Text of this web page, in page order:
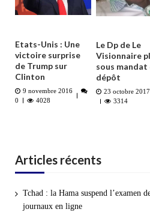
Etats-Unis : Une
victoire surprise
de Trump sur
Clinton
9 novembre 2016
0
4028
Le Dp de Le
Visionnaire
sous mandat
dépôt
23 octobre 2017
3314
Articles récents
Tchad : la Hama suspend l’examen
journaux en ligne